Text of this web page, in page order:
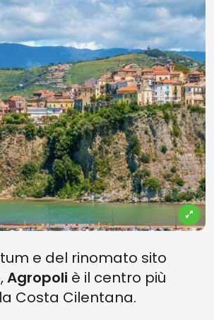
e del rinomato sito
Agropoli è il centro più
Costa Cilentana.